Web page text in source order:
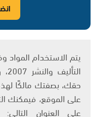
حقك، بصفتك مالكًا
على الموقع، فيمكنك